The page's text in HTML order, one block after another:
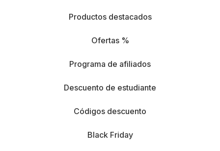
Productos destacados
Ofertas %
Programa de afiliados
Descuento de estudiante
Códigos descuento
Black Friday